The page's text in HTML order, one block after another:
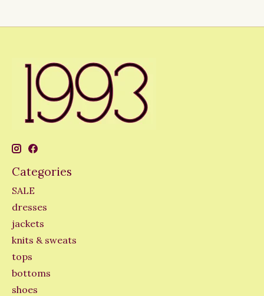
Categories
SALE
dresses
jackets
knits & sweats
tops
bottoms
shoes